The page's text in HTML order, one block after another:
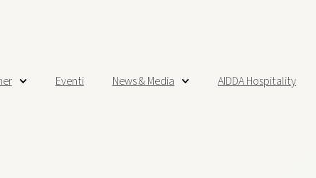
Eventi News & Media AIDDA Hospitality